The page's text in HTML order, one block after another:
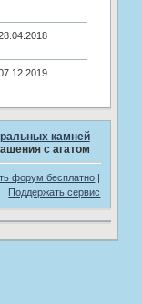
камней
с агатом
форум бесплатно |
Поддержать сервис